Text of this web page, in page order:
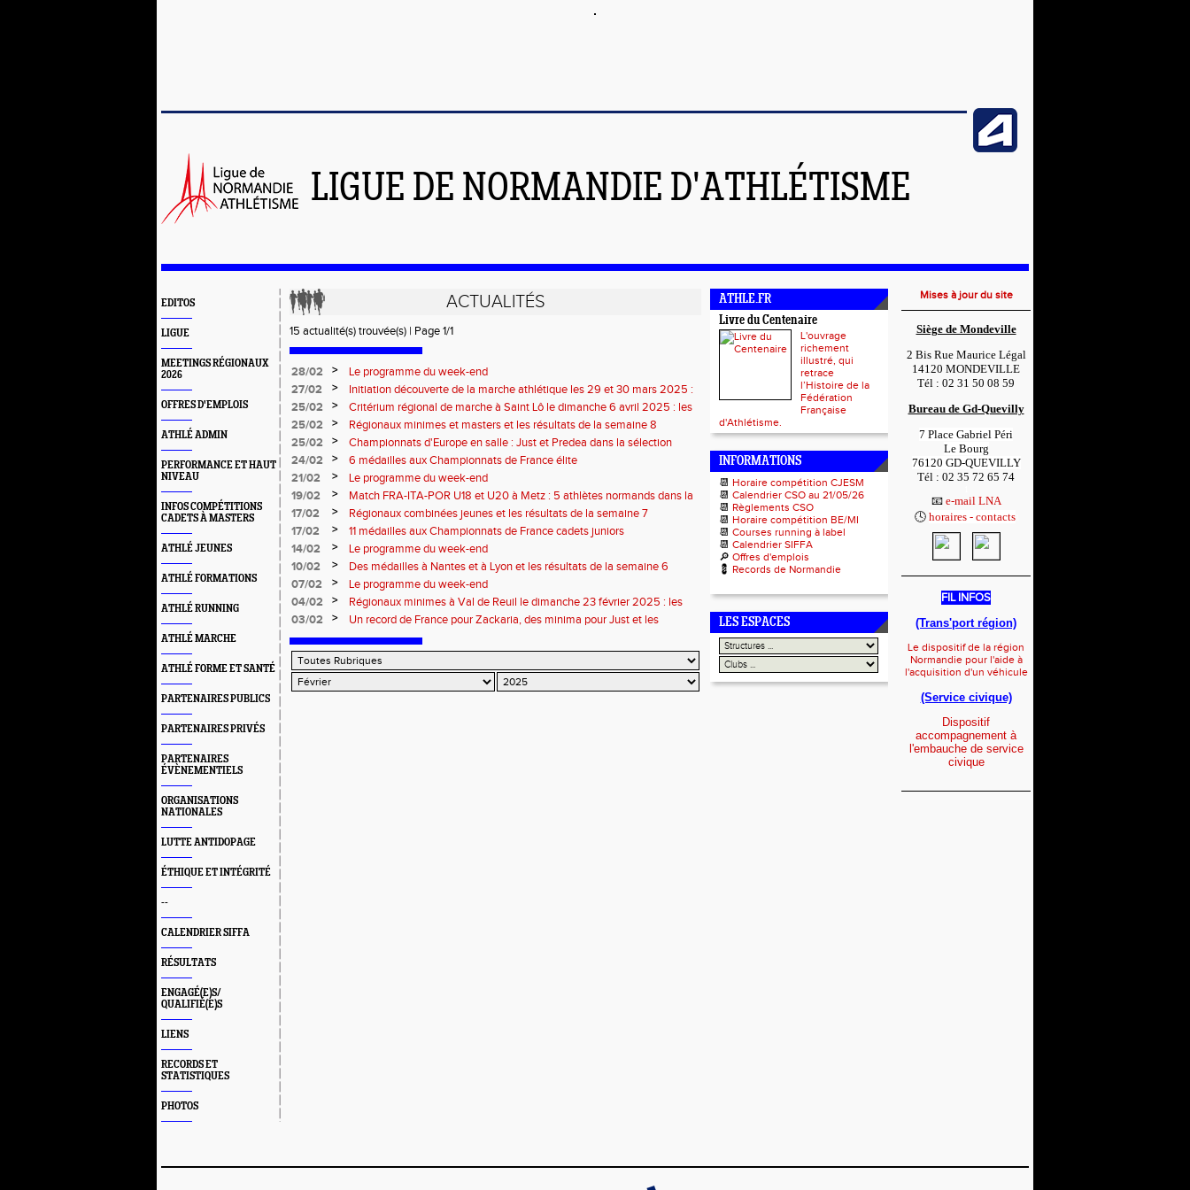
LIGUE DE NORMANDIE D'ATHLÉTISME
EDITOS
LIGUE
MEETINGS RÉGIONAUX
2026
OFFRES D'EMPLOIS
ATHLÉ ADMIN
PERFORMANCE ET HAUT
NIVEAU
INFOS COMPÉTITIONS
CADETS À MASTERS
ATHLÉ JEUNES
ATHLÉ FORMATIONS
ATHLÉ RUNNING
ATHLÉ MARCHE
ATHLÉ FORME ET SANTÉ
PARTENAIRES PUBLICS
PARTENAIRES PRIVÉS
PARTENAIRES
ÉVÈNEMENTIELS
ORGANISATIONS
NATIONALES
LUTTE ANTIDOPAGE
ÉTHIQUE ET INTÉGRITÉ
--
CALENDRIER SIFFA
RÉSULTATS
ENGAGÉ(E)S/
QUALIFIÉ(E)S
LIENS
RECORDS ET
STATISTIQUES
PHOTOS
ACTUALITÉS
15 actualité(s) trouvée(s) | Page 1/1
28/02 >
Le programme du week-end
27/02
>
Initiation découverte de la marche athlétique les 29 et 30 mars 2025 :
les informations
25/02 >
Critérium régional de marche à Saint Lô le dimanche 6 avril 2025 : les
informations
25/02 >
Régionaux minimes et masters et les résultats de la semaine 8
25/02
>
Championnats d'Europe en salle : Just et Predea dans la sélection
française
24/02 >
6 médailles aux Championnats de France élite
21/02
>
Le programme du week-end
19/02
>
Match FRA-ITA-POR U18 et U20 à Metz : 5 athlètes normands dans la
sélection française
17/02 >
Régionaux combinées jeunes et les résultats de la semaine 7
17/02
>
11 médailles aux Championnats de France cadets juniors
14/02
>
Le programme du week-end
10/02
>
Des médailles à Nantes et à Lyon et les résultats de la semaine 6
07/02
>
Le programme du week-end
04/02
>
Régionaux minimes à Val de Reuil le dimanche 23 février 2025 : les
informations
03/02 >
Un record de France pour Zackaria, des minima pour Just et les
ATHLE.FR
Livre du Centenaire
L'ouvrage
richement
illustré, qui
retrace
l’Histoire de la
Fédération
Française
d'Athlétisme.
INFORMATIONS
📆 Horaire compétition CJESM
📆 Calendrier CSO au 21/05/26
📆 Règlements CSO
📆 Horaire compétition BE/MI
📆 Courses running à label
📆 Calendrier SIFFA
🔎 Offres d'emplois
💈 Records de Normandie
LES ESPACES
Mises à jour du site
Siège de Mondeville
2 Bis Rue Maurice Légal
14120 MONDEVILLE
Tél : 02 31 50 08 59
Bureau de Gd-Quevilly
7 Place Gabriel Péri
Le Bourg
76120 GD-QUEVILLY
Tél : 02 35 72 65 74
📧 e-mail LNA
🕓 horaires - contacts1
FIL INFOS
(Trans'port région)
Le dispositif de la région
Normandie pour l'aide à
l'acquisition d'un véhicule
(Service civique)
Dispositif
accompagnement à
l'embauche de service
civique